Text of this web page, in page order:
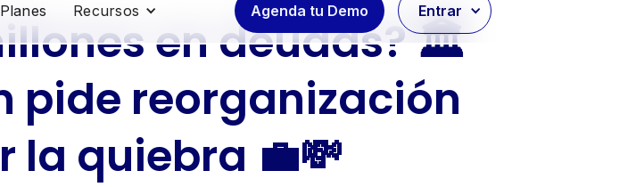
Planes Recursos Agenda tu Demo Entrar
en deudas? 🏛️
pide reorganización
la quiebra 💼💸